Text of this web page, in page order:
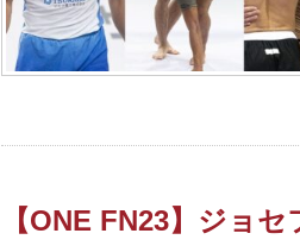
【ONE FN23】ジョ